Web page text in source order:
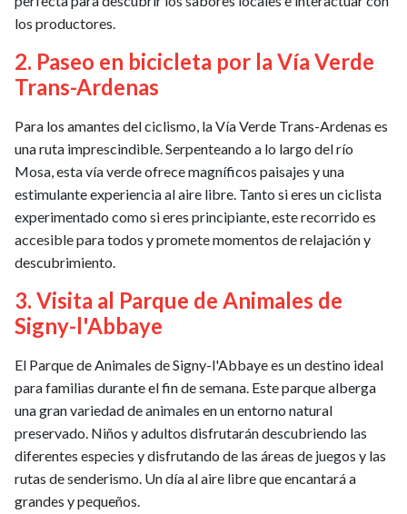
los productores.
2. Paseo en bicicleta por la Vía Verde
Trans-Ardenas
Para los amantes del ciclismo, la Vía Verde Trans-Ardenas es
una ruta imprescindible. Serpenteando a lo largo del río
Mosa, esta vía verde ofrece magníficos paisajes y una
estimulante experiencia al aire libre. Tanto si eres un ciclista
experimentado como si eres principiante, este recorrido es
accesible para todos y promete momentos de relajación y
descubrimiento.
3. Visita al Parque de Animales de
Signy-l'Abbaye
El Parque de Animales de Signy-l'Abbaye es un destino ideal
para familias durante el fin de semana. Este parque alberga
una gran variedad de animales en un entorno natural
preservado. Niños y adultos disfrutarán descubriendo las
diferentes especies y disfrutando de las áreas de juegos y las
rutas de senderismo. Un día al aire libre que encantará a
grandes y pequeños.